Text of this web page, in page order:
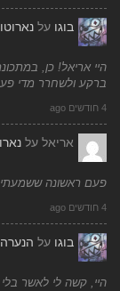
בוגו על
היי אריאל! כן,
ברקע ולשחרר מדי
4 חודשים ago
אריאל על
פעם ראשונה ששמעתי
4 חודשים ago
בוגו על
היי, קשה לי לאשר